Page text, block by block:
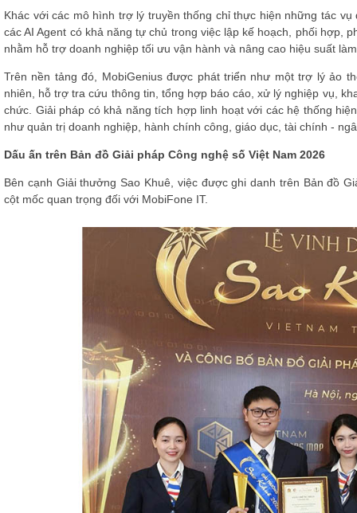
Khác với các mô hình trợ lý truyền thống chỉ thực hiện những tác
các AI Agent có khả năng tự chủ trong việc lập kế hoạch, phối hợp,
nhằm hỗ trợ doanh nghiệp tối ưu vận hành và nâng cao hiệu suất
Trên nền tảng đó, MobiGenius được phát triển như một trợ lý ảo
nhiên, hỗ trợ tra cứu thông tin, tổng hợp báo cáo, xử lý nghiệp vụ,
chức. Giải pháp có khả năng tích hợp linh hoạt với các hệ thống
như quản trị doanh nghiệp, hành chính công, giáo dục, tài chính -
Dấu ấn trên Bản đồ Giải pháp Công nghệ số Việt Nam 2026
Bên cạnh Giải thưởng Sao Khuê, việc được ghi danh trên Bản đồ
cột mốc quan trọng đối với MobiFone IT.